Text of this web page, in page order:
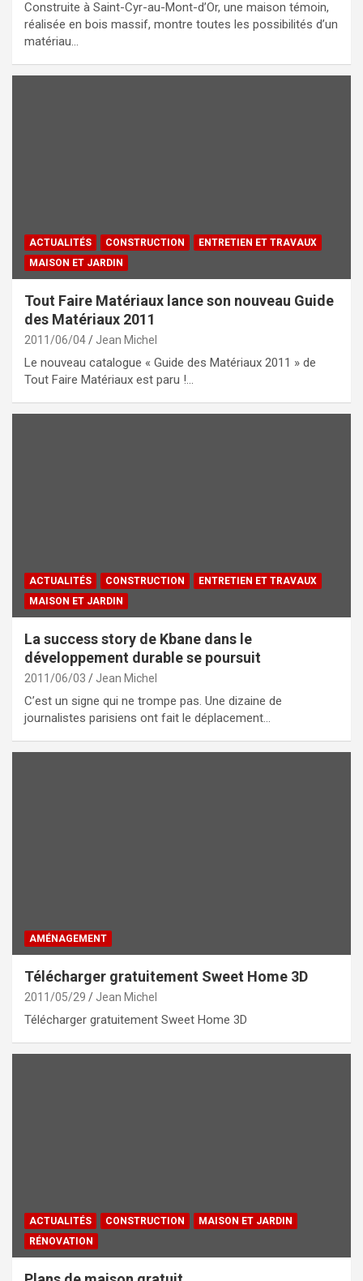
Construite à Saint-Cyr-au-Mont-d’Or, une maison témoin,
réalisée en bois massif, montre toutes les possibilités d’un
matériau…
ACTUALITÉS CONSTRUCTION
ENTRETIEN ET TRAVAUX
MAISON ET JARDIN
Tout Faire Matériaux lance son nouveau Guide
des Matériaux 2011
2011/06/04 Jean Michel
Le nouveau catalogue « Guide des Matériaux 2011 » de
Tout Faire Matériaux est paru !…
ACTUALITÉS CONSTRUCTION
ENTRETIEN ET TRAVAUX
MAISON ET JARDIN
La success story de Kbane dans le
développement durable se poursuit
2011/06/03 Jean Michel
C’est un signe qui ne trompe pas. Une dizaine de
journalistes parisiens ont fait le déplacement…
AMÉNAGEMENT
Télécharger gratuitement Sweet Home 3D
2011/05/29 Jean Michel
Télécharger gratuitement Sweet Home 3D
ACTUALITÉS CONSTRUCTION
MAISON ET JARDIN
RÉNOVATION